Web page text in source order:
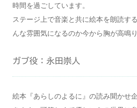
時間を過ごしています。
ステージ上で音楽と共に絵本を朗読す
んな雰囲気になるのか今から胸が高鳴り
ガブ役：永田崇人
絵本『あらしのよるに』の読み聞かせ